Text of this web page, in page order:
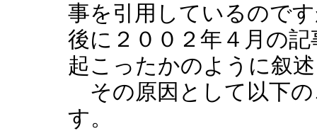
事を引用しているので
後に２００２年４月の
起こったかのように叙
その原因として以下
す。